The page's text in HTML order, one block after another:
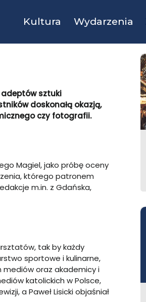
Kultura Wydarzenia
adeptów sztuki
doskonałą okazją,
czy fotografii.
Magiel, jako próbę oceny
którego patronem
m.in. z Gdańska,
tak by każdy
sportowe i kulinarne,
mediów oraz akademicy i
katolickich w Polsce,
a Paweł Lisicki objaśniał